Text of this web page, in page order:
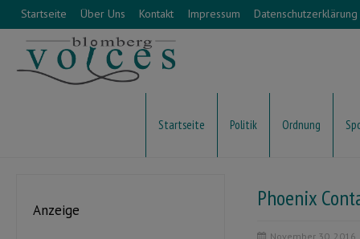
Startseite Über Uns Kontakt Impressum Datenschutzerklärung
Startseite Politik Ordnung
Phoenix
November 30, 2016
Anzeige